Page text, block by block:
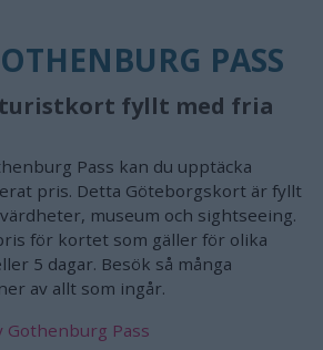
PASS
turistkort fyllt med fria
Pass kan du upptäcka
pris. Detta Göteborgskort är fyllt
museum och sightseeing.
för kortet som gäller för olika
5 dagar. Besök så många
av allt som ingår.
Gothenburg Pass